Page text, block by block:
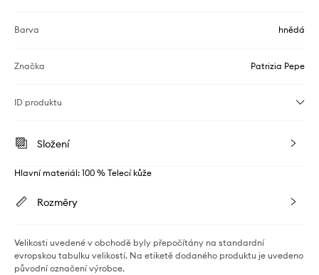
Barva hnědá
Značka Patrizia Pepe
ID produktu
Složení
Hlavní materiál: 100 % Telecí kůže
Rozměry
Velikosti uvedené v obchodě byly přepočítány na standardní
evropskou tabulku velikostí. Na etiketě dodaného produktu je uvedeno
původní označení výrobce.